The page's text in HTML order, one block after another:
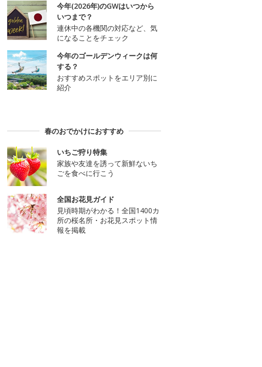
今年(2026年)のGWはいつから
いつまで？
連休中の各機関の対応など、気
になることをチェック
今年のゴールデンウィークは何
する？
おすすめスポットをエリア別に
紹介
春のおでかけにおすすめ
いちご狩り特集
家族や友達を誘って新鮮ないち
ごを食べに行こう
全国お花見ガイド
見頃時期がわかる！全国1400カ
所の桜名所・お花見スポット情
報を掲載